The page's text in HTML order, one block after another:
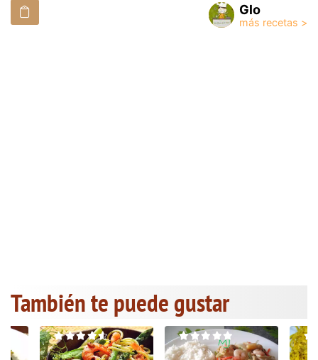
Glo
También te puede gustar